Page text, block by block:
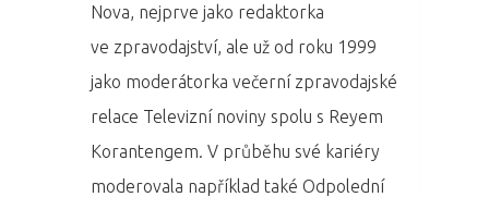
Nova, nejprve jako redaktorka
ve zpravodajství, ale už od roku 1999
jako moderátorka večerní zpravodajské
relace Televizní noviny spolu s Reyem
Korantengem. V průběhu své kariéry
moderovala například také Odpolední